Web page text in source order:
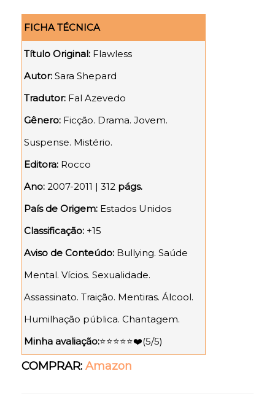
FICHA TÉCNICA
Título Original: Flawless
Autor: Sara Shepard
Tradutor: Fal Azevedo
Gênero: Ficção. Drama. Jovem.
Suspense. Mistério.
Editora: Rocco
Ano: 2007-2011 | 312 págs.
País de Origem: Estados Unidos
Classificação: +15
Aviso de Conteúdo: Bullying. Saúde
Mental. Vícios. Sexualidade.
Assassinato. Traição. Mentiras. Álcool.
Humilhação pública. Chantagem.
Minha avaliação:⭐⭐⭐⭐⭐❤️(5/5)
COMPRAR: Amazon